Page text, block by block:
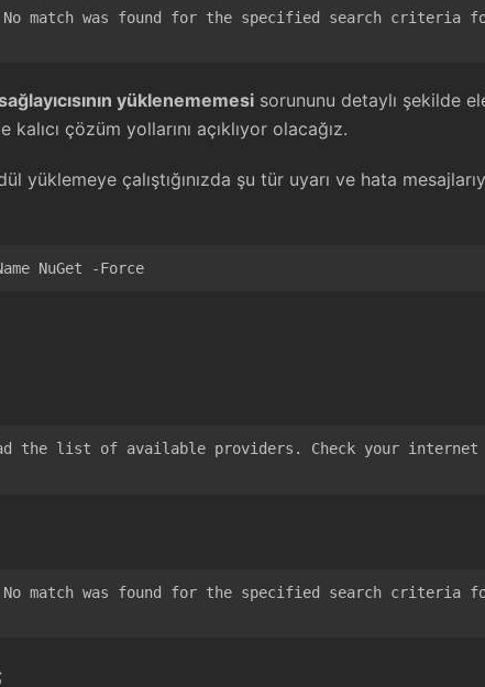
match was found for the specified search criteria
yüklenememesi sorununu detaylı şekilde
çözüm yollarını açıklıyor olacağız.
yüklemeye çalıştığınızda şu tür uyarı ve hata
NuGet -Force
the list of available providers. Check your internet
match was found for the specified search criteria
;